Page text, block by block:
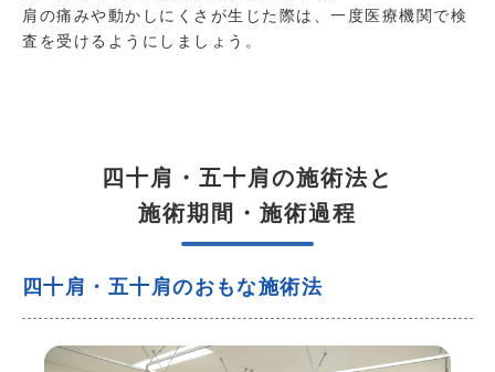
肩の痛みや動かしにくさが生じた際は、一度医療機関で検
査を受けるようにしましょう。
四十肩・五十肩の施術法と
施術期間・施術過程
四十肩・五十肩のおもな施術法